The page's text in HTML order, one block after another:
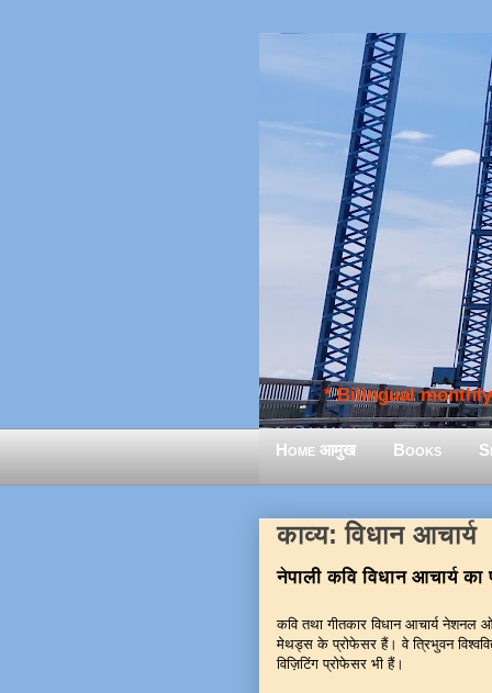
* Bilingual monthly
Home आमुख Books
काव्य: विधान आचार्य
नेपाली कवि विधान आचार्य का
कवि तथा गीतकार विधान आचार्य नेशनल
मेथड्स के प्रोफेसर हैं। वे त्रिभुवन
विज़िटिंग प्रोफेसर भी हैं।